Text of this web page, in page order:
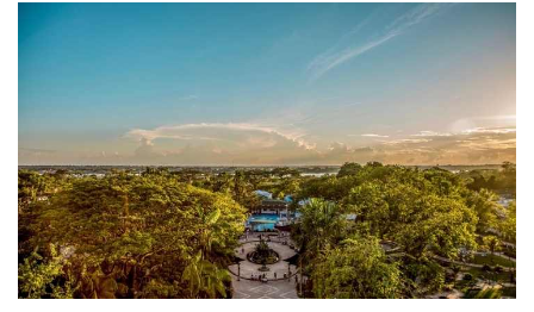
Outils pour voyageur
Sites utiles
Réserver un vol !
Le logement en voyage
Assurance voyage !